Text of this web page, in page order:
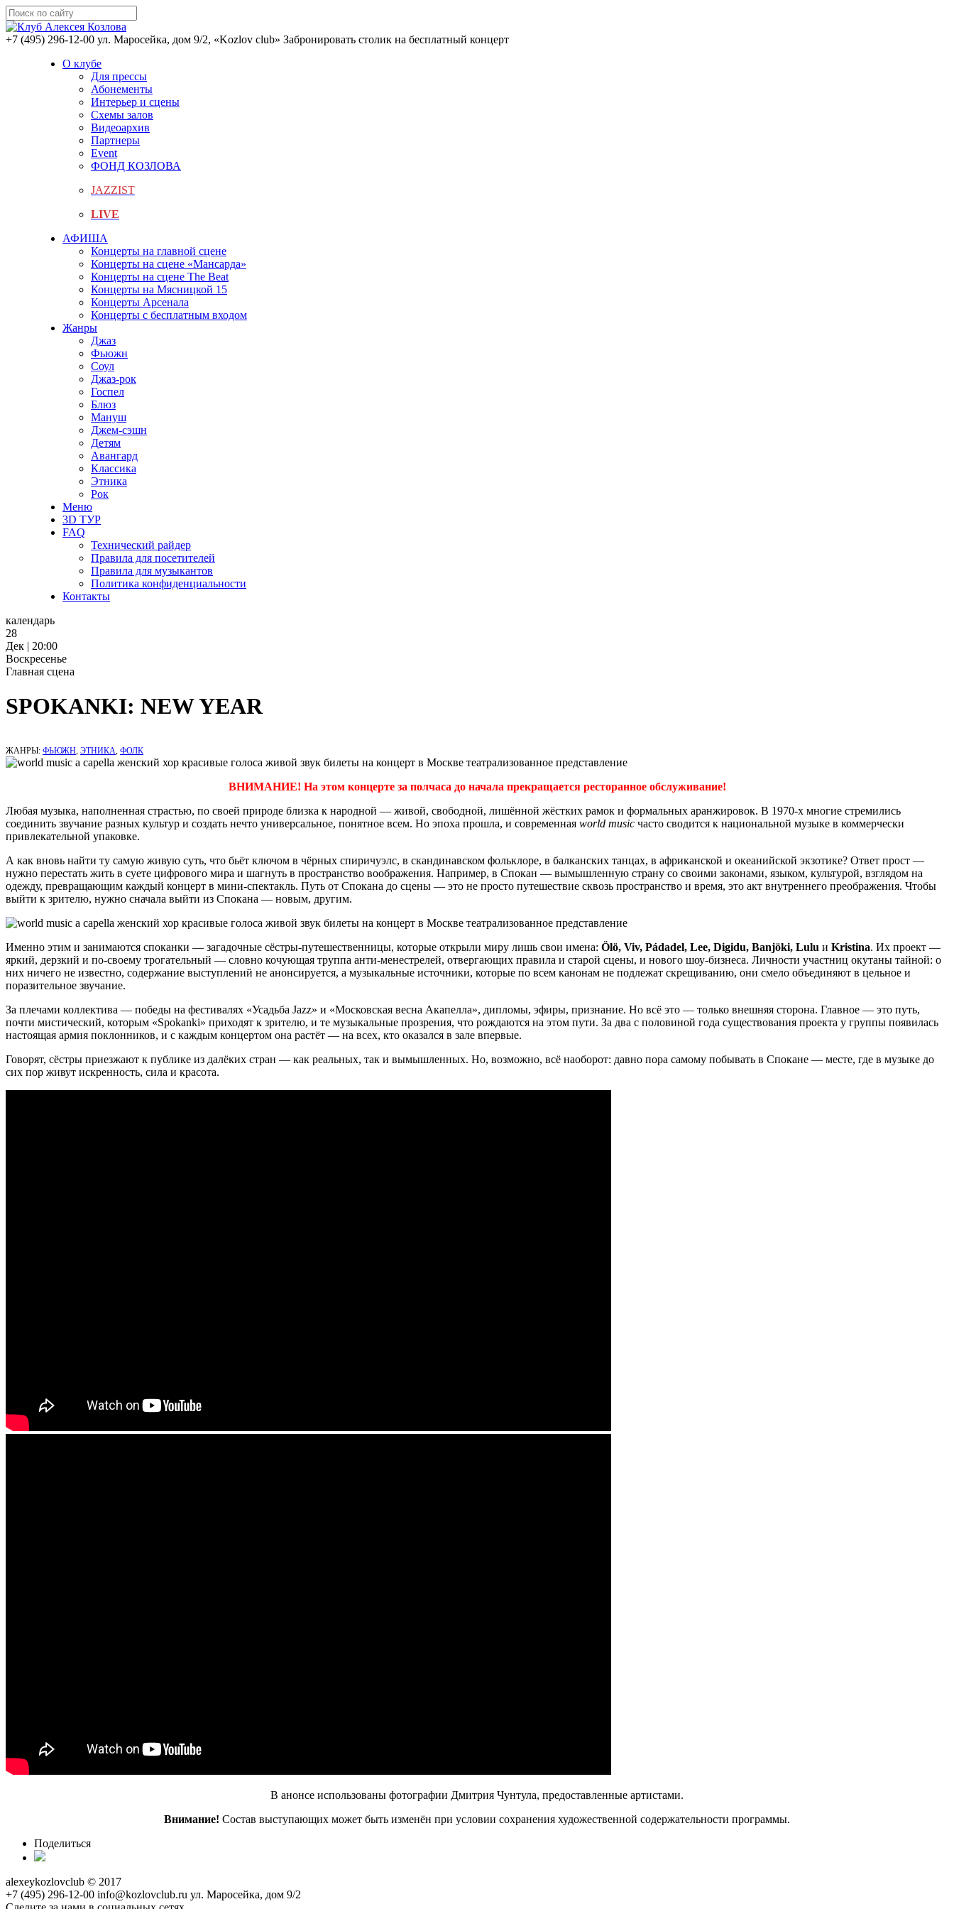
+7 (495) 296-12-00 ул. Маросейка, дом 9/2, «Kozlov club» Забронировать столик на бесплатный концерт
О клубе
Для прессы
Абонементы
Интерьер и сцены
Схемы залов
Видеоархив
Партнеры
Event
ФОНД КОЗЛОВА
JAZZIST
LIVE
АФИША
Концерты на главной сцене
Концерты на сцене «Мансарда»
Концерты на сцене The Beat
Концерты на Мясницкой 15
Концерты Арсенала
Концерты с бесплатным входом
Жанры
Джаз
Фьюжн
Соул
Джаз-рок
Госпел
Блюз
Мануш
Джем-сэшн
Детям
Авангард
Классика
Этника
Рок
Меню
3D ТУР
FAQ
Технический райдер
Правила для посетителей
Правила для музыкантов
Политика конфиденциальности
Контакты
календарь
28
Дек | 20:00
Воскресенье
Главная сцена
SPOKANKI: NEW YEAR
ЖАНРЫ: ФЬЮЖН, ЭТНИКА, ФОЛК
ВНИМАНИЕ! На этом концерте за полчаса до начала прекращается ресторанное обслуживание!
Любая музыка, наполненная страстью, по своей природе близка к народной — живой, свободной, лишённой жёстких рамок и формальных аранжировок. В 1970-х многие стремились
соединить звучание разных культур и создать нечто универсальное, понятное всем. Но эпоха прошла, и современная world music часто сводится к национальной музыке в коммерчески
привлекательной упаковке.
А как вновь найти ту самую живую суть, что бьёт ключом в чёрных спиричуэлс, в скандинавском фольклоре, в балканских танцах, в африканской и океанийской экзотике? Ответ прост —
нужно перестать жить в суете цифрового мира и шагнуть в пространство воображения. Например, в Спокан — вымышленную страну со своими законами, языком, культурой, взглядом на
одежду, превращающим каждый концерт в мини-спектакль. Путь от Спокана до сцены — это не просто путешествие сквозь пространство и время, это акт внутреннего преображения. Чтобы
выйти к зрителю, нужно сначала выйти из Спокана — новым, другим.
Именно этим и занимаются споканки — загадочные сёстры-путешественницы, которые открыли миру лишь свои имена: Ölö, Viv, Pádadel, Lee, Digidu, Banjöki, Lulu и Kristina. Их проект —
яркий, дерзкий и по-своему трогательный — словно кочующая труппа анти-менестрелей, отвергающих правила и старой сцены, и нового шоу-бизнеса. Личности участниц окутаны тайной: о
них ничего не известно, содержание выступлений не анонсируется, а музыкальные источники, которые по всем канонам не подлежат скрещиванию, они смело объединяют в цельное и
поразительное звучание.
За плечами коллектива — победы на фестивалях «Усадьба Jazz» и «Московская весна Акапелла», дипломы, эфиры, признание. Но всё это — только внешняя сторона. Главное — это путь,
почти мистический, которым «Spokanki» приходят к зрителю, и те музыкальные прозрения, что рождаются на этом пути. За два с половиной года существования проекта у группы появилась
настоящая армия поклонников, и с каждым концертом она растёт — на всех, кто оказался в зале впервые.
Говорят, сёстры приезжают к публике из далёких стран — как реальных, так и вымышленных. Но, возможно, всё наоборот: давно пора самому побывать в Спокане — месте, где в музыке до
сих пор живут искренность, сила и красота.
В анонсе использованы фотографии Дмитрия Чунтула, предоставленные артистами.
Внимание! Состав выступающих может быть изменён при условии сохранения художественной содержательности программы.
Поделиться
alexeykozlovclub © 2017
+7 (495) 296-12-00 info@kozlovclub.ru ул. Маросейка, дом 9/2